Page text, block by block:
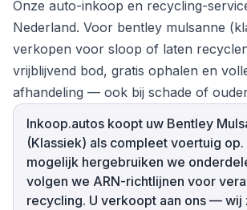
Onze auto-inkoop en recycling-
Nederland. Voor bentley mulsanne
verkopen voor sloop of laten
vrijblijvend bod, gratis ophalen en
afhandeling — ook bij schade of
Inkoop.autos koopt uw Bentley
(Klassiek) als compleet voertuig op.
mogelijk hergebruiken we
volgen we ARN-richtlijnen voor
recycling. U verkoopt aan ons — wij